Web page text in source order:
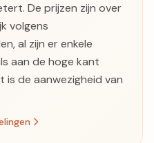
De prijzen zijn over
volgens
al zijn er enkele
aan de hoge kant
is de aanwezigheid van